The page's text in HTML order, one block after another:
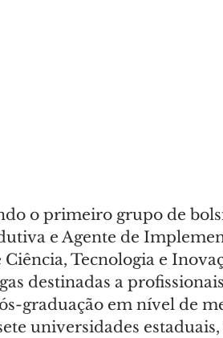
o primeiro grupo de
e Agente de
Tecnologia e
destinadas a
graduação em nível de
universidades